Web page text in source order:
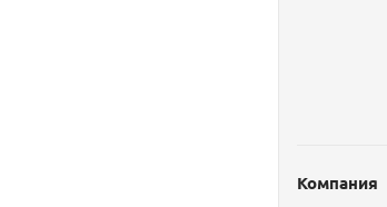
Компания